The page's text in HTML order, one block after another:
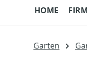
HOME
Garten